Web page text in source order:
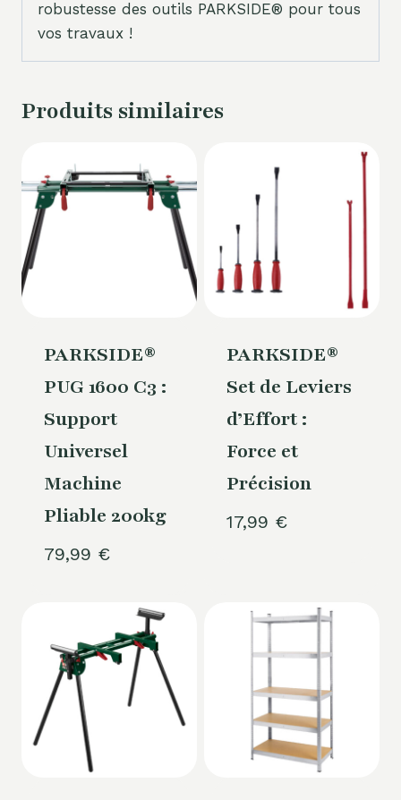
robustesse des outils PARKSIDE® pour tous
vos travaux !
Produits similaires
PARKSIDE®
PUG 1600 C3 :
Support
Universel
Machine
Pliable 200kg
79,99 €
PARKSIDE®
Set de Leviers
d’Effort :
Force et
Précision
17,99 €